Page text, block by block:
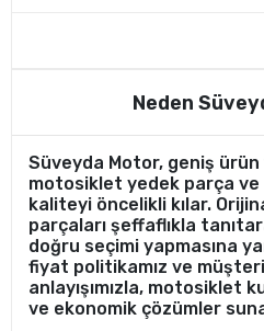
Neden
Süveyda Motor, geniş
motosiklet yedek parça ve
kaliteyi öncelikli kılar.
parçaları şeffaflıkla
doğru seçimi yapmasına
fiyat politikamız ve
anlayışımızla, motosiklet
ve ekonomik çözümler